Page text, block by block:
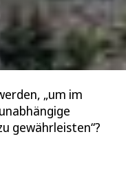
„um im
gewährleisten“?